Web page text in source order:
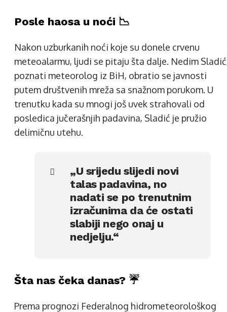
Posle haosa u noći 📉
Nakon uzburkanih noći koje su donele crvenu
meteoalarmu, ljudi se pitaju šta dalje. Nedim
poznati meteorolog iz BiH, obratio se javnosti
putem društvenih mreža sa snažnom porukom. U
trenutku kada su mnogi još uvek strahovali od
posledica jučerašnjih padavina, Sladić je pružio
delimičnu utehu.
„U srijedu slijedi novi
talas padavina, no
nadati se po trenutnim
izračunima da će ostati
slabiji nego onaj u
nedjelju.“
Šta nas čeka danas? ☔
Prema prognozi Federalnog hidrometeorološkog